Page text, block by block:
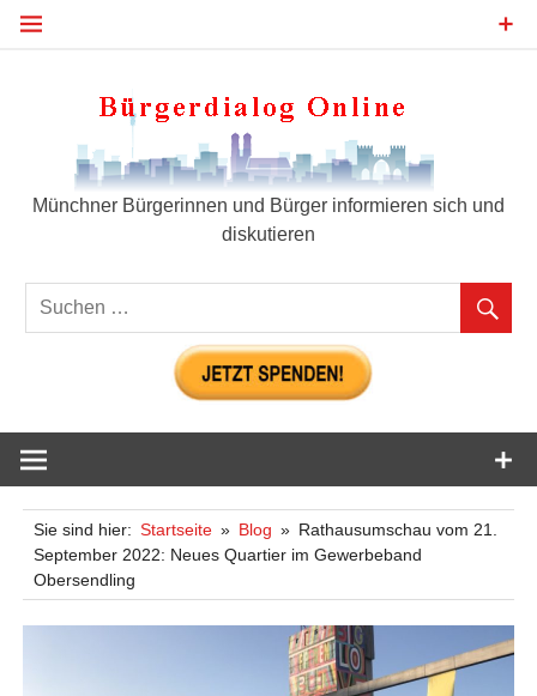
Zum
Münchner Bürgerinnen und Bürger informieren sich und
diskutieren
Sie sind hier: Startseite Blog
Rathausumschau vom 21.
September 2022: Neues Quartier im Gewerbeband
Obersendling